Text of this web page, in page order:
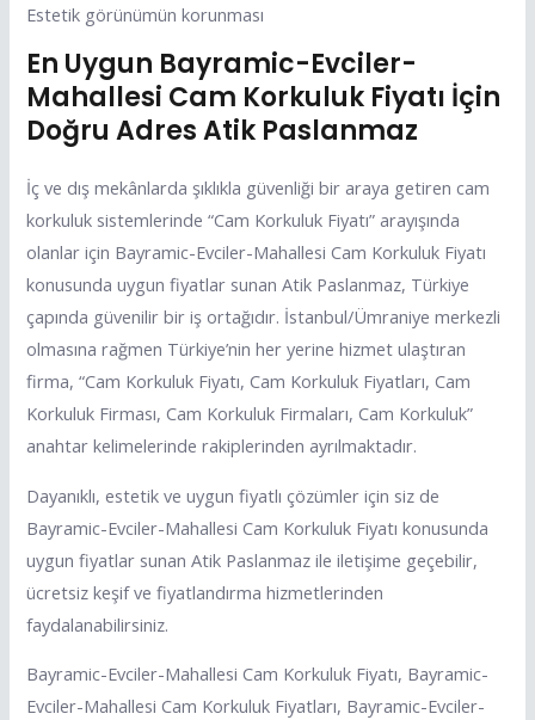
Estetik görünümün korunması
En Uygun Bayramic-Evciler-
Mahallesi Cam Korkuluk Fiyatı İçin
Doğru Adres Atik Paslanmaz
İç ve dış mekânlarda şıklıkla güvenliği bir araya getiren cam
korkuluk sistemlerinde “Cam Korkuluk Fiyatı” arayışında
olanlar için Bayramic-Evciler-Mahallesi Cam Korkuluk Fiyatı
konusunda uygun fiyatlar sunan Atik Paslanmaz, Türkiye
çapında güvenilir bir iş ortağıdır. İstanbul/Ümraniye merkezli
olmasına rağmen Türkiye’nin her yerine hizmet ulaştıran
firma, “Cam Korkuluk Fiyatı, Cam Korkuluk Fiyatları, Cam
Korkuluk Firması, Cam Korkuluk Firmaları, Cam Korkuluk”
anahtar kelimelerinde rakiplerinden ayrılmaktadır.
Dayanıklı, estetik ve uygun fiyatlı çözümler için siz de
Bayramic-Evciler-Mahallesi Cam Korkuluk Fiyatı konusunda
uygun fiyatlar sunan Atik Paslanmaz ile iletişime geçebilir,
ücretsiz keşif ve fiyatlandırma hizmetlerinden
faydalanabilirsiniz.
Bayramic-Evciler-Mahallesi Cam Korkuluk Fiyatı, Bayramic-
Evciler-Mahallesi Cam Korkuluk Fiyatları, Bayramic-Evciler-